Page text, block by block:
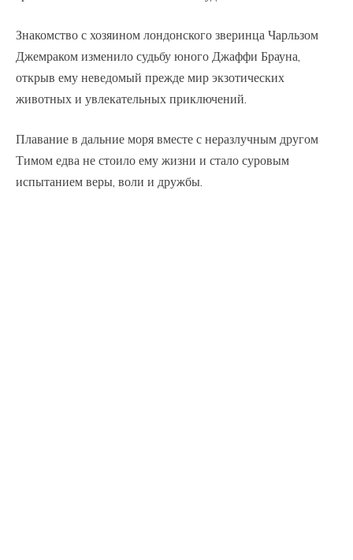
Знакомство с хозяином лондонского зверинца Чарльзом
Джемраком изменило судьбу юного Джаффи Брауна,
открыв ему неведомый прежде мир экзотических
животных и увлекательных приключений.
Плавание в дальние моря вместе с неразлучным другом
Тимом едва не стоило ему жизни и стало суровым
испытанием веры, воли и дружбы.